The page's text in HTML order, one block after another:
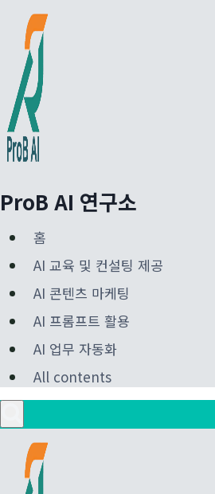
content
ProB AI 연구소
홈
AI 교육 및 컨설팅 제공
AI 콘텐츠 마케팅
AI 프롬프트 활용
AI 업무 자동화
All contents